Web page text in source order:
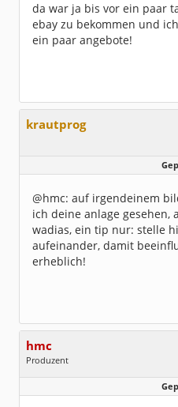
da war ja bis vor ein paar
ebay zu bekommen und
ein paar angebote!
krautprog
@hmc: auf irgendeinem
ich deine anlage gesehen,
wadias, ein tip nur: stelle
aufeinander, damit
erheblich!
hmc
Produzent
Geschlecht:
Alter:
69